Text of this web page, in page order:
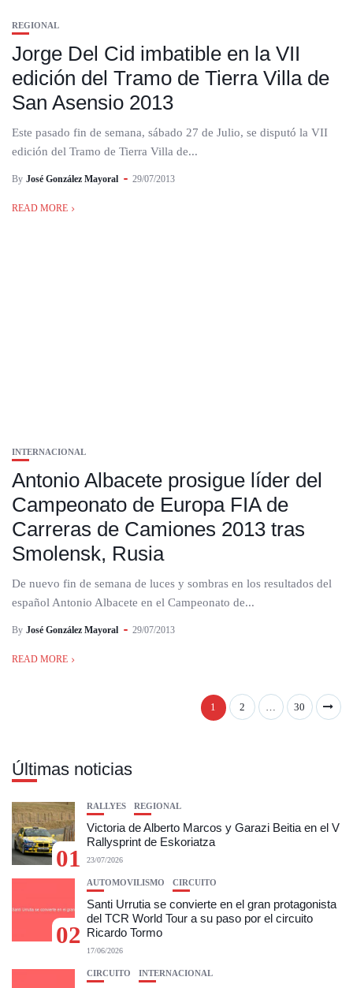
REGIONAL
Jorge Del Cid imbatible en la VII
edición del Tramo de Tierra Villa de
San Asensio 2013
Este pasado fin de semana, sábado 27 de Julio, se disputó la VII
edición del Tramo de Tierra Villa de...
By José González Mayoral 29/07/2013
READ MORE
INTERNACIONAL
Antonio Albacete prosigue líder del
Campeonato de Europa FIA de
Carreras de Camiones 2013 tras
Smolensk, Rusia
De nuevo fin de semana de luces y sombras en los resultados del
español Antonio Albacete en el Campeonato de...
By José González Mayoral 29/07/2013
READ MORE
1 2 … 30
Últimas noticias
01
RALLYES REGIONAL
Victoria de Alberto Marcos y Garazi Beitia en el V
Rallysprint de Eskoriatza
23/07/2026
02
AUTOMOVILISMO CIRCUITO
Santi Urrutia se convierte en el gran protagonista
del TCR World Tour a su paso por el circuito
Ricardo Tormo
17/06/2026
CIRCUITO INTERNACIONAL